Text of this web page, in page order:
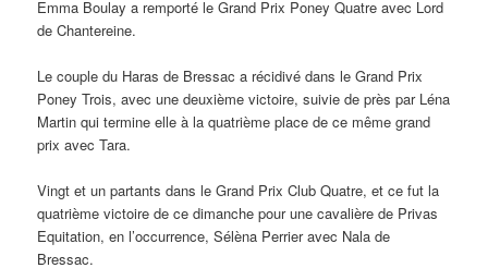
Emma Boulay a remporté le Grand Prix Poney Quatre avec Lord
de Chantereine.
Le couple du Haras de Bressac a récidivé dans le Grand Prix
Poney Trois, avec une deuxième victoire, suivie de près par Léna
Martin qui termine elle à la quatrième place de ce même grand
prix avec Tara.
Vingt et un partants dans le Grand Prix Club Quatre, et ce fut la
quatrième victoire de ce dimanche pour une cavalière de Privas
Equitation, en l’occurrence, Sélèna Perrier avec Nala de
Bressac.